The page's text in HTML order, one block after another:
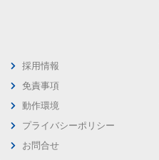
採用情報
免責事項
動作環境
プライバシーポリシー
お問合せ